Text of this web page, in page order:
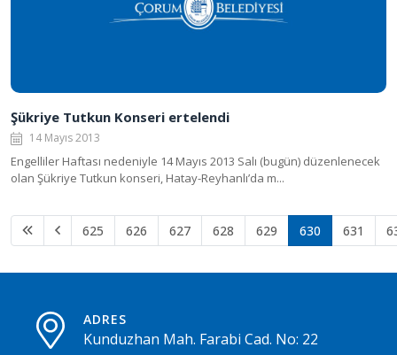
Şükriye Tutkun Konseri ertelendi
14 Mayıs 2013
Engelliler Haftası nedeniyle 14 Mayıs 2013 Salı (bugün) düzenlenecek
olan Şükriye Tutkun konseri, Hatay-Reyhanlı’da m...
625 626 627 628 629 630 631
ADRES
Kunduzhan Mah. Farabi Cad. No: 22